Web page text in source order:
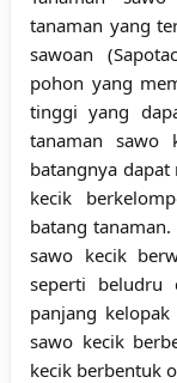
tanaman yang
sawoan
pohon yang
tinggi yang
tanaman sawo
batangnya
kecik
batang
sawo kecik
seperti beludru
panjang
sawo kecik
kecik berbentuk